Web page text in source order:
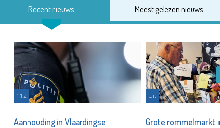
Recent nieuws Meest gelezen nieuws
112
Aanhouding in Vlaardingse
Uit
Grote rommelmarkt